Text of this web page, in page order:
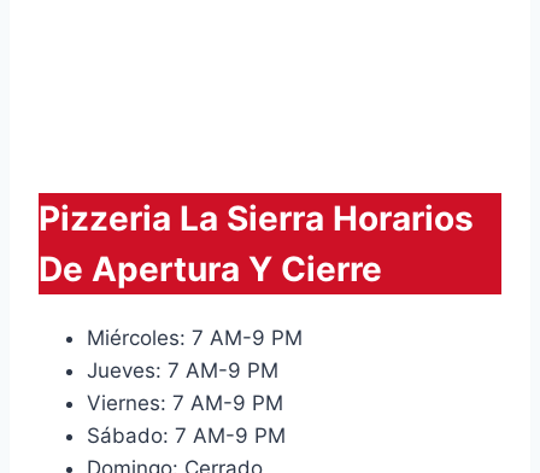
Pizzeria La Sierra Horarios
De Apertura Y Cierre
Miércoles: 7 AM-9 PM
Jueves: 7 AM-9 PM
Viernes: 7 AM-9 PM
Sábado: 7 AM-9 PM